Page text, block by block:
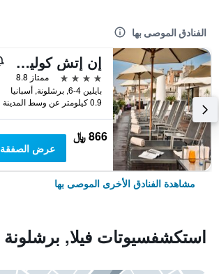
الفنادق الموصى بها
إن إتش كوليكشن برشلونة بوديوم
4 نجوم
ممتاز 8.8
بايلين 4-6, برشلونة, أسبانيا
0.9 كيلومتر عن وسط المدينة
866 ﷼
عرض الصفقة
مشاهدة الفنادق الأخرى الموصى بها
استكشفسيوتات فيلا, برشلونة